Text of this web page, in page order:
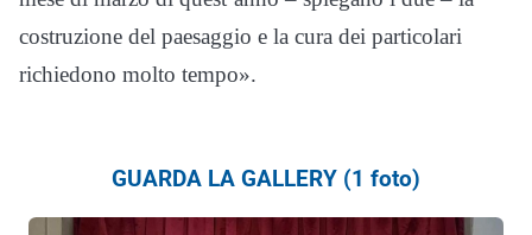
costruzione del paesaggio e la cura dei particolari
richiedono molto tempo».
GUARDA LA GALLERY (1 foto)